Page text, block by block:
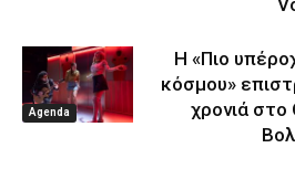
Agenda
Η «Πιο
κόσμου»
χρονιά στο